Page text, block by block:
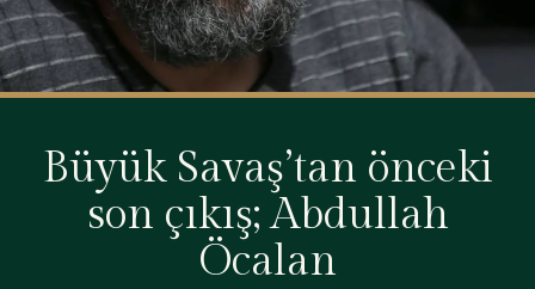
Büyük Savaş’tan önceki
son çıkış; Abdullah
Öcalan